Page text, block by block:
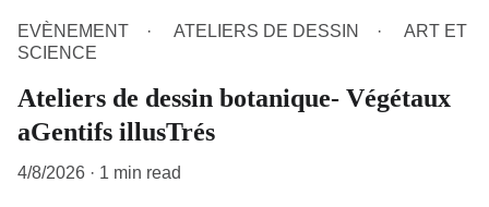
EVÈNEMENT ATELIERS DE DESSIN
ART ET
SCIENCE
Ateliers de dessin botanique- Végétaux
aGentifs illusTrés
4/8/2026 1 min read